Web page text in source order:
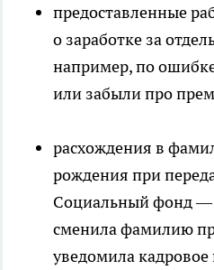
предоставленные
о заработке за
например, по
или забыли про
расхождения в
рождения при
Социальный фонд
сменила фамилию
уведомила кадровое